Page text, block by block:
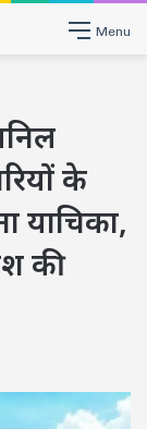
Menu
के
याचिका,
की